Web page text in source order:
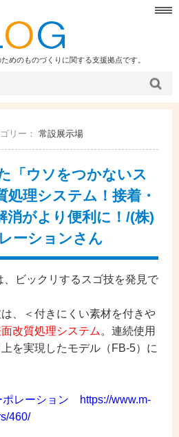
めのものづくりに関する支援拠点です。
リー： 常設展示場
「ウソをつかないス
処理システム！接着・
消がより便利に！/(株)
ーションさん
、ビックリするスゴ技を発見で
、＜付きにくい素材を付きや
改質処理システム 。連続使用
を実現したモデル（FB-5）に
ポレーション https://www.m-
460/